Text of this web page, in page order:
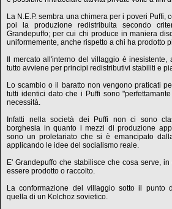
La N.E.P. sembra una chimera per i poveri Puffi,
poi la produzione redistribuita secondo
Grandepuffo; per cui chi produce in maniera
uniformemente, anche rispetto a chi ha prodotto
Il mercato all'interno del villaggio è
tutto avviene per principi redistributivi stabiliti e
Lo scambio o il baratto non vengono praticati
tutti identici dato che i Puffi sono
necessità.
Infatti nella società dei Puffi non ci sono
borghesia in quanto i mezzi di produzione
sono un proletariato che si è emancipato
applicando le idee del socialismo reale.
E' Grandepuffo che stabilisce che cosa serve,
essere prodotto o raccolto.
La conformazione del villaggio sotto il punto
quella di un Kolchoz sovietico.